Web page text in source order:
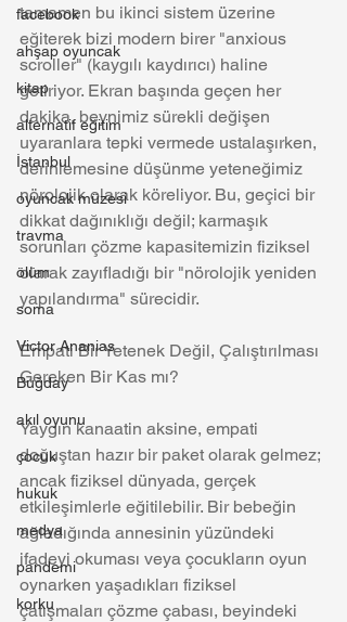
facebook
ahşap oyuncak
kitap
alternatif eğitim
İstanbul
oyuncak müzesi
travma
ölüm
soma
Victor Ananias
Buğday
akıl oyunu
çocuk
hukuk
medya
pandemi
korku
tamamen bu ikinci sistem üzerine
eğiterek bizi modern birer "anxious
scroller" (kaygılı kaydırıcı) haline
getiriyor. Ekran başında geçen her
dakika, beynimiz sürekli değişen
uyaranlara tepki vermede ustalaşırken,
derinlemesine düşünme yeteneğimiz
nörolojik olarak köreliyor. Bu, geçici bir
dikkat dağınıklığı değil; karmaşık
sorunları çözme kapasitemizin fiziksel
olarak zayıfladığı bir "nörolojik yeniden
yapılandırma" sürecidir.
Empati Bir Yetenek Değil, Çalıştırılması
Gereken Bir Kas mı?
Yaygın kanaatin aksine, empati
doğuştan hazır bir paket olarak gelmez;
ancak fiziksel dünyada, gerçek
etkileşimlerle eğitilebilir. Bir bebeğin
ağladığında annesinin yüzündeki
ifadeyi okuması veya çocukların oyun
oynarken yaşadıkları fiziksel
çatışmaları çözme çabası, beyindeki